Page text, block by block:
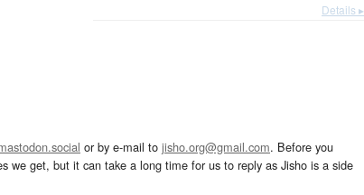
Details ▸
or by e-mail to jisho.org@gmail.com. Before you
we get, but it can take a long time for us to reply as Jisho is a side